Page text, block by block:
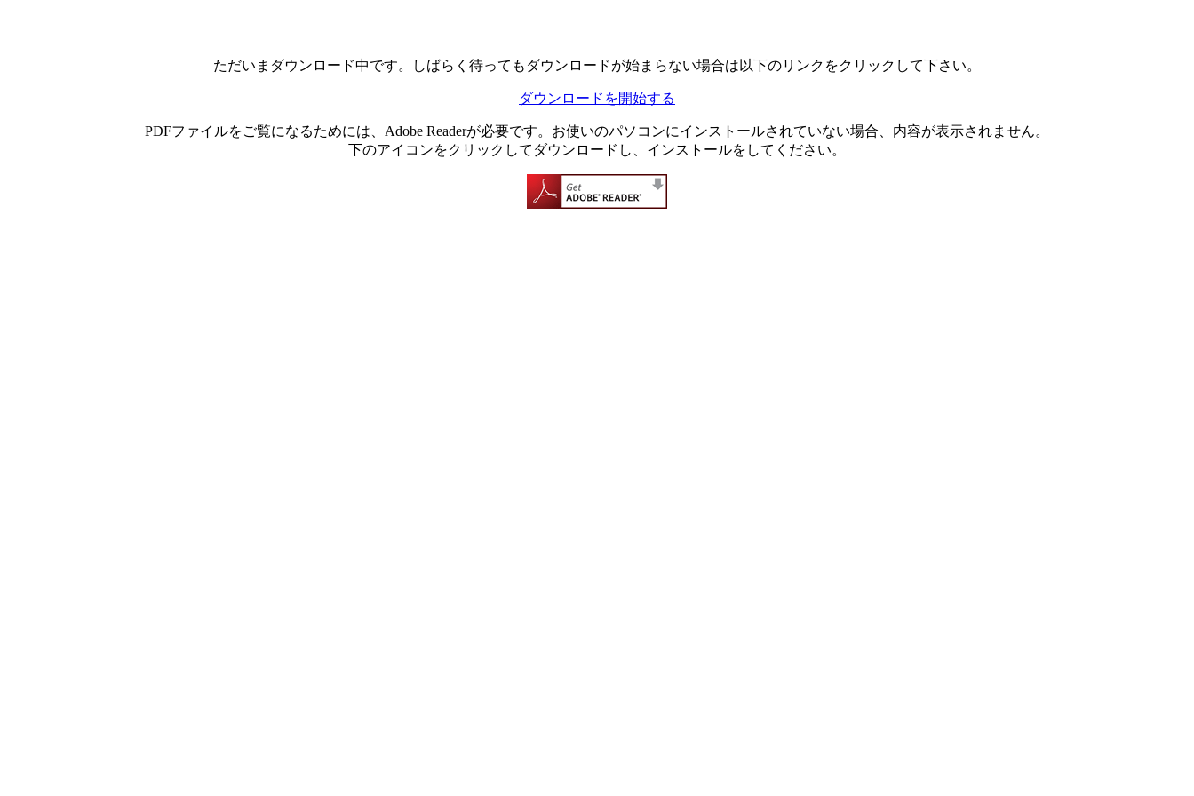
ただいまダウンロード中です。しばらく待ってもダウンロードが始まらない場合は以下のリンクをクリックして下さい。
ダウンロードを開始する
PDFファイルをご覧になるためには、Adobe Readerが必要です。お使いのパソコンにインストールされていない場合、内容が表示されません。
下のアイコンをクリックしてダウンロードし、インストールをしてください。